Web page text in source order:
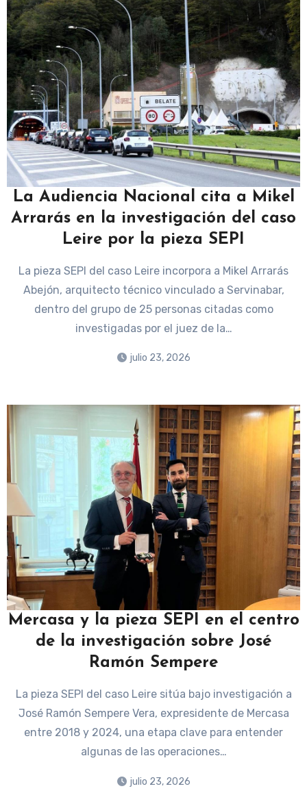
La Audiencia Nacional cita a Mikel
Arrarás en la investigación del caso
Leire por la pieza SEPI
La pieza SEPI del caso Leire incorpora a Mikel Arrarás
Abejón, arquitecto técnico vinculado a Servinabar,
dentro del grupo de 25 personas citadas como
investigadas por el juez de la…
julio 23, 2026
Mercasa y la pieza SEPI en el centro
de la investigación sobre José
Ramón Sempere
La pieza SEPI del caso Leire sitúa bajo investigación a
José Ramón Sempere Vera, expresidente de Mercasa
entre 2018 y 2024, una etapa clave para entender
algunas de las operaciones…
julio 23, 2026